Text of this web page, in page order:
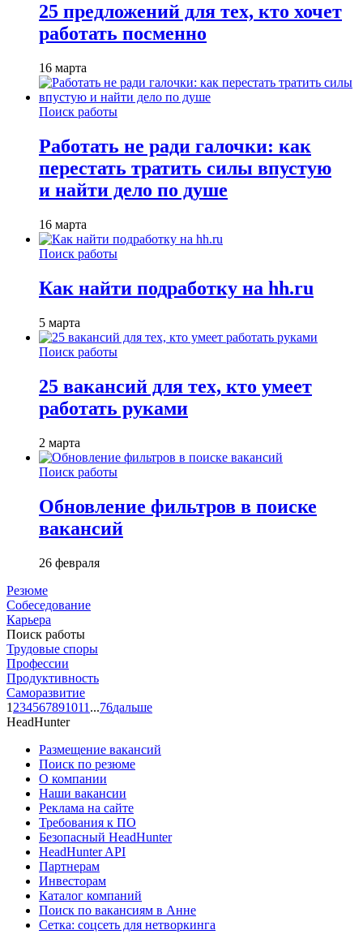
25 предложений для тех, кто хочет
работать посменно
16 марта
Поиск работы
Работать не ради галочки: как
перестать тратить силы впустую
и найти дело по душе
16 марта
Поиск работы
Как найти подработку на hh.ru
5 марта
Поиск работы
25 вакансий для тех, кто умеет
работать руками
2 марта
Поиск работы
Обновление фильтров в поиске
вакансий
26 февраля
Резюме
Собеседование
Карьера
Поиск работы
Трудовые споры
Профессии
Продуктивность
Саморазвитие
1 234567891011 ...76дальше
HeadHunter
Размещение вакансий
Поиск по резюме
О компании
Наши вакансии
Реклама на сайте
Требования к ПО
Безопасный HeadHunter
HeadHunter API
Партнерам
Инвесторам
Каталог компаний
Поиск по вакансиям в Анне
Сетка: соцсеть для нетворкинга